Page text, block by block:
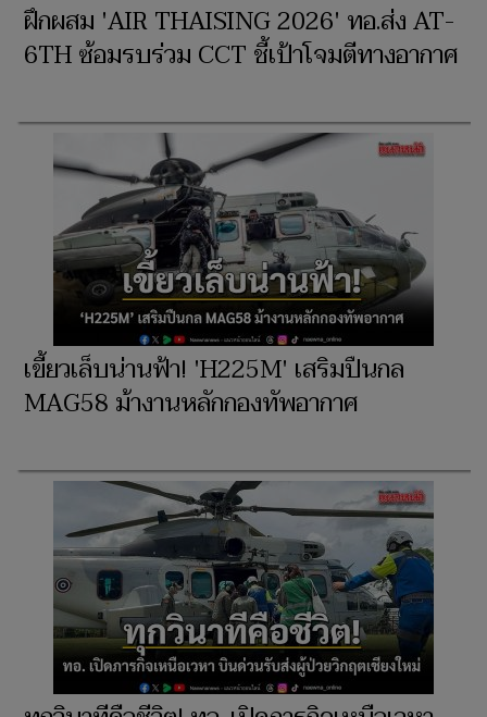
ฝึกผสม 'AIR THAISING 2026' ทอ.ส่ง AT-
6TH ซ้อมรบร่วม CCT ชี้เป้าโจมตีทางอากาศ
เขี้ยวเล็บน่านฟ้า! 'H225M' เสริมปืนกล
MAG58 ม้างานหลักกองทัพอากาศ